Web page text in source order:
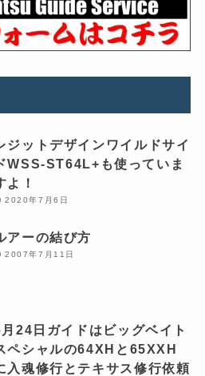
ジットデザインワイルドサイ
WSS-ST64L+も使っていま
よ！
2020年7月6日
アーの結び方
2007年7月11日
24日ガイドはビッグベイト
ペシャルの64XHと65XXH
入魂修行とテキサス修行依頼